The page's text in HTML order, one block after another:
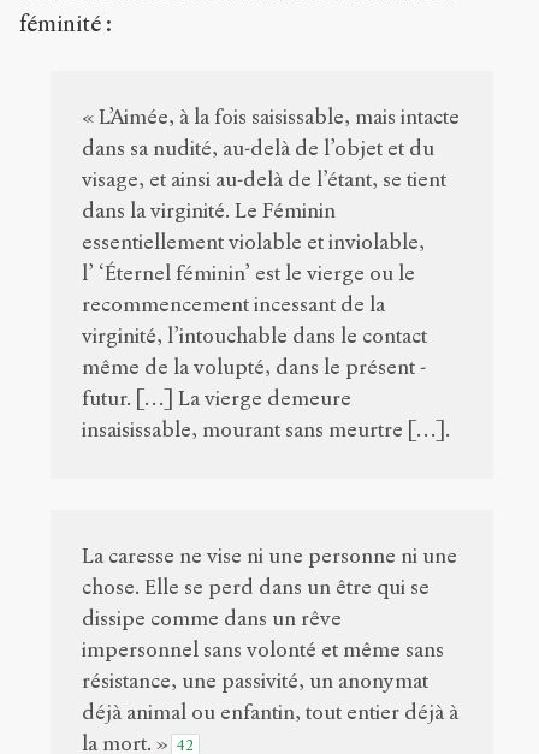
féminité :
« L’Aimée, à la fois saisissable, mais intacte
dans sa nudité, au-delà de l’objet et du
visage, et ainsi au-delà de l’étant, se tient
dans la virginité. Le Féminin
essentiellement violable et inviolable,
l’ ‘Éternel féminin’ est le vierge ou le
recommencement incessant de la
virginité, l’intouchable dans le contact
même de la volupté, dans le présent -
futur. […] La vierge demeure
insaisissable, mourant sans meurtre […].
La caresse ne vise ni une personne ni une
chose. Elle se perd dans un être qui se
dissipe comme dans un rêve
impersonnel sans volonté et même sans
résistance, une passivité, un anonymat
déjà animal ou enfantin, tout entier déjà à
la mort. » 42